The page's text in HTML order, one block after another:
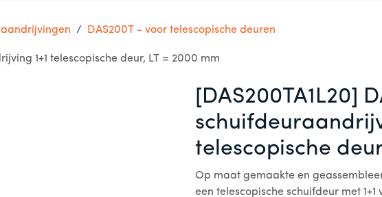
DAS200T - voor telescopische deuren
1+1 telescopische deur, LT = 2000 mm
[DAS200TA1L20]
telescopische
Op maat gemaakte en
een telescopische schuifdeur met